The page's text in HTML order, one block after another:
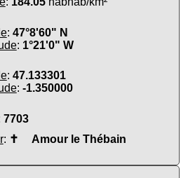
: 47°8'60" N
: 1°21'0" W
: 47.133301
: -1.350000
7703
: ✝ Amour le Thébain